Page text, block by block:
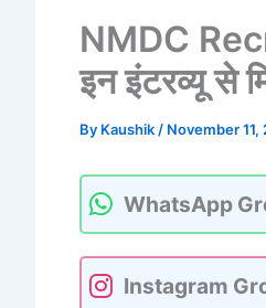
NMDC
इन इंटरव्यू से
By Kaushik / November 11,
WhatsApp
Instagram